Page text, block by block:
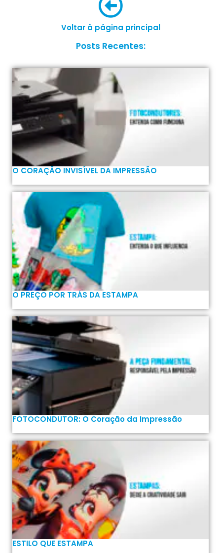
Voltar à página principal
Posts Recentes:
O CORAÇÃO INVISÍVEL DA IMPRESSÃO
O PREÇO POR TRÁS DA ESTAMPA
FOTOCONDUTOR: O Coração da Impressão
ESTILO QUE ESTAMPA